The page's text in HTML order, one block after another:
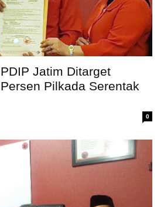
Jatim Ditarget
Pilkada Serentak
0